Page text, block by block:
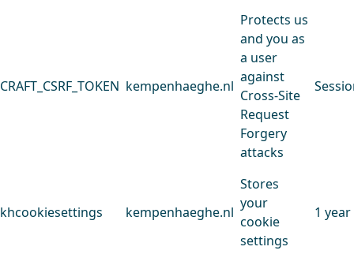
CRAFT_CSRF_TOKEN kempenhaeghe.nl
Protects us
and you as
a user
against
Cross-Site
Request
Forgery
attacks
khcookiesettings kempenhaeghe.nl
Stores
your
cookie
settings
1 year